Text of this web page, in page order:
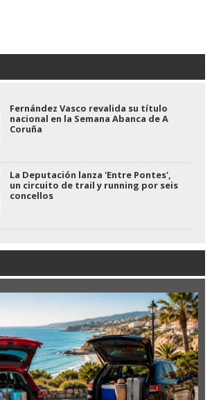
Fernández Vasco revalida su título
nacional en la Semana Abanca de A
Coruña
La Deputación lanza 'Entre Pontes',
un circuito de trail y running por seis
concellos